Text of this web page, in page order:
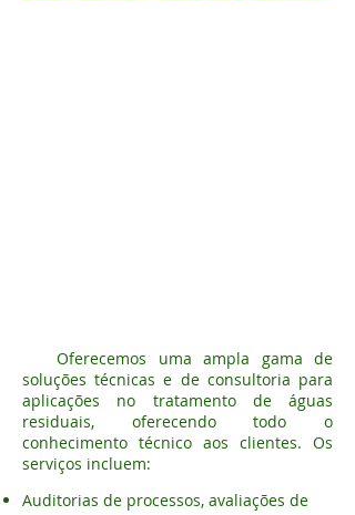
Oferecemos uma ampla gama de
soluções técnicas e de consultoria para
aplicações no tratamento de águas
residuais, oferecendo todo o
conhecimento técnico aos clientes. Os
serviços incluem:
Auditorias de processos, avaliações de